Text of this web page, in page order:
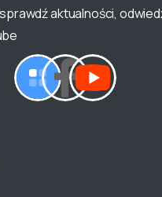
aktualności,